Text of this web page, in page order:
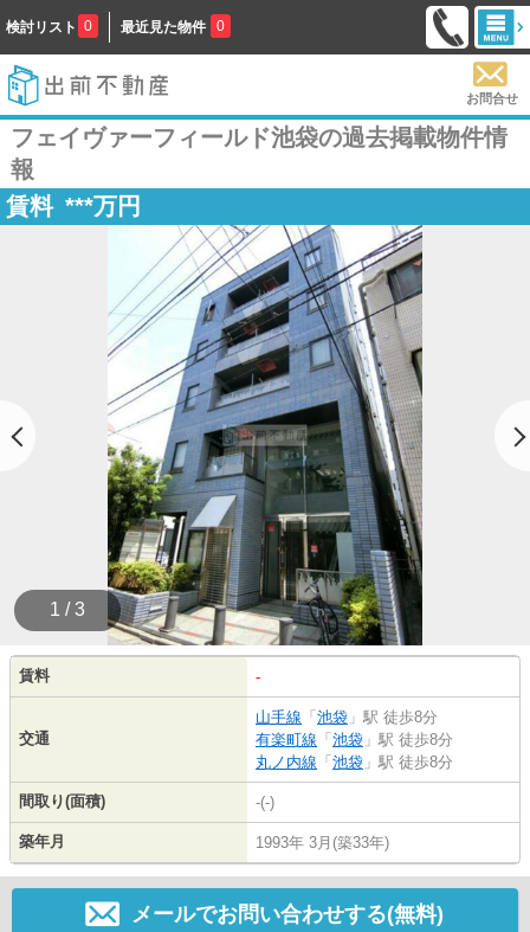
検討リスト 0 最近見た物件 0
お問合せ
フェイヴァーフィールド池袋の過去掲載物件情
報
賃料 ***万円
1 / 3
賃料 -
交通
山手線 「 池袋 」駅 徒歩8分
有楽町線 「 池袋 」駅 徒歩8分
丸ノ内線 「 池袋 」駅 徒歩8分
間取り(面積) -(-)
築年月 1993年 3月(築33年)
メールでお問い合わせする(無料)